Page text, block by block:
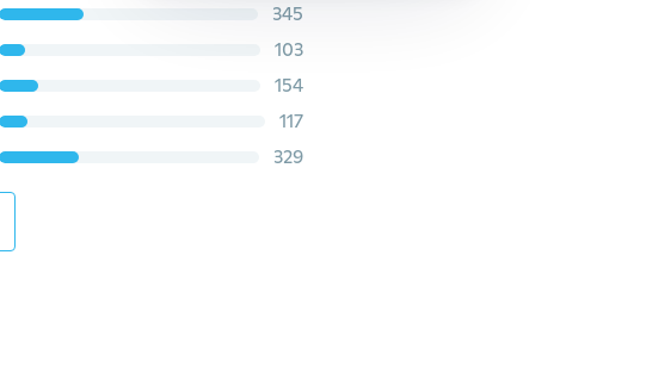
345
103
154
117
329